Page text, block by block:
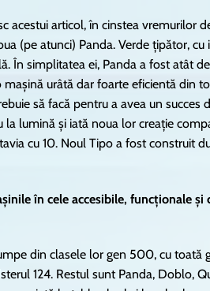
acestui articol, în cinstea vremurilor
(pe atunci) Panda. Verde țipător,
În simplitatea ei, Panda a fost atât
urâtă dar foarte eficientă din
să facă pentru a avea un
lumină și iată noua lor creație
cu 10. Noul Tipo a fost construit
în cele accesibile, funcționale
din clasele lor gen 500, cu toată
124. Restul sunt Panda, Doblo,